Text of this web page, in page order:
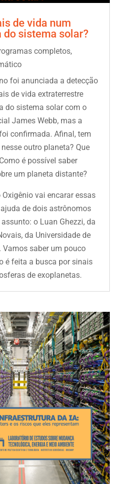
de vida num
do sistema solar?
completos,
foi anunciada a detecção
de vida extraterrestre
do sistema solar com o
James Webb, mas a
confirmada. Afinal, tem
outro planeta? Que
é possível saber
um planeta distante?
Oxigênio vai encarar essas
de dois astrônomos
o Luan Ghezzi, da
da Universidade de
Vamos saber um pouco
é feita a busca por sinais
de exoplanetas.